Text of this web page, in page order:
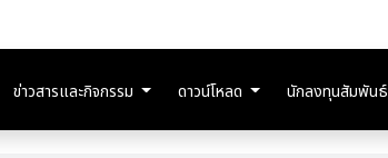
ข่าวสารและกิจกรรม ดาวน์โหลด นักลงทุนสัมพันธ์